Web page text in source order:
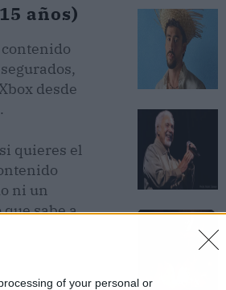
of your personal or
años)
desde
quieres el
ni un
sabe a